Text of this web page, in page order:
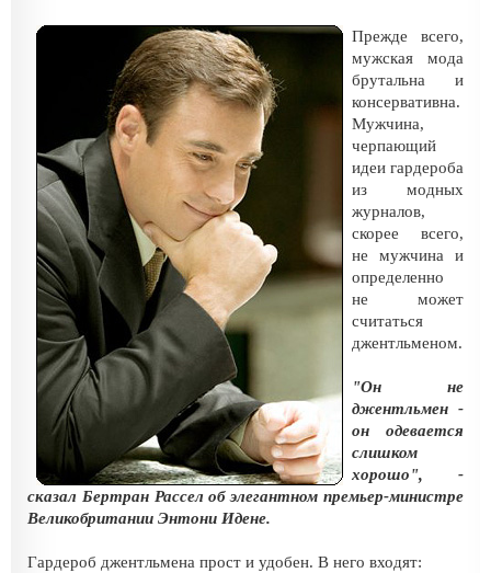
Прежде всего,
мужская мода
брутальна и
консервативна.
Мужчина,
черпающий
идеи гардероба
из модных
журналов,
скорее всего,
не мужчина и
определенно
не может
считаться
джентльменом.
"Он не
джентльмен -
он одевается
слишком
хорошо", -
сказал Бертран Рассел об элегантном премьер-министре
Великобритании Энтони Идене.
Гардероб джентльмена прост и удобен. В него входят: